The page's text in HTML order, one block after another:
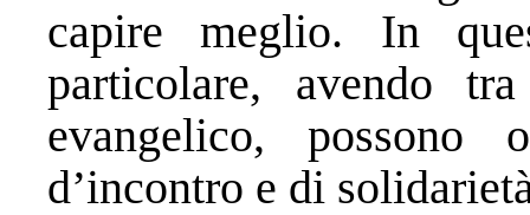
capire meglio. In
particolare, avendo
evangelico, possono
d’incontro e di